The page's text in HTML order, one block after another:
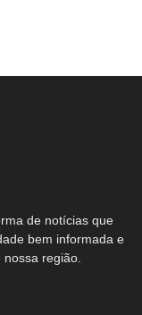
de notícias que
bem informada e
região.